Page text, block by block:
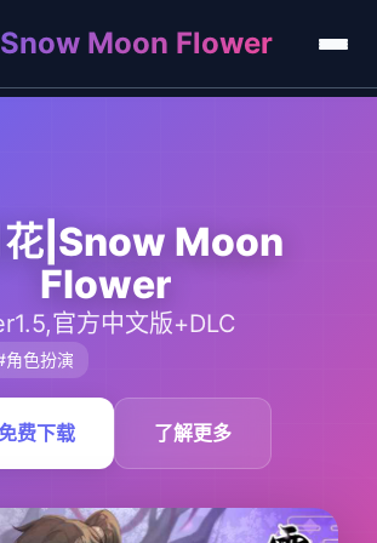
Moon Flower
花|Snow Moon
Flower
官方中文版+DLC
角色扮演
费下载 了解更多